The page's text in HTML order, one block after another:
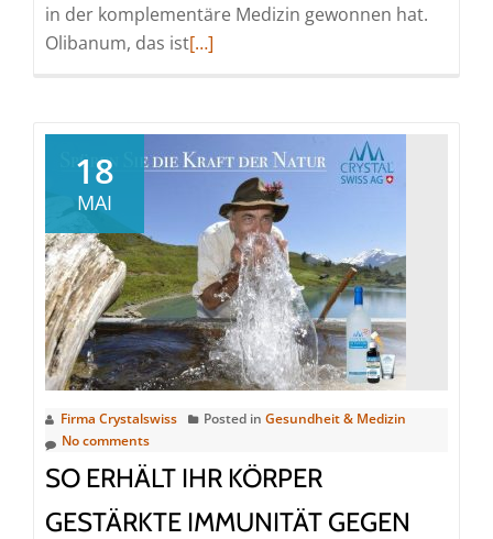
in der komplementäre Medizin gewonnen hat.
Olibanum, das istRead
der
Entzündungshemmer
der
Welt
[…]
18
MAI
Firma Crystalswiss Posted in Gesundheit & Medizin
No comments
SO ERHÄLT IHR KÖRPER
GESTÄRKTE IMMUNITÄT GEGEN